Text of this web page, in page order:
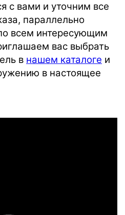
с вами и уточним все
параллельно
всем интересующим
вас выбрать
в нашем каталоге и
в настоящее